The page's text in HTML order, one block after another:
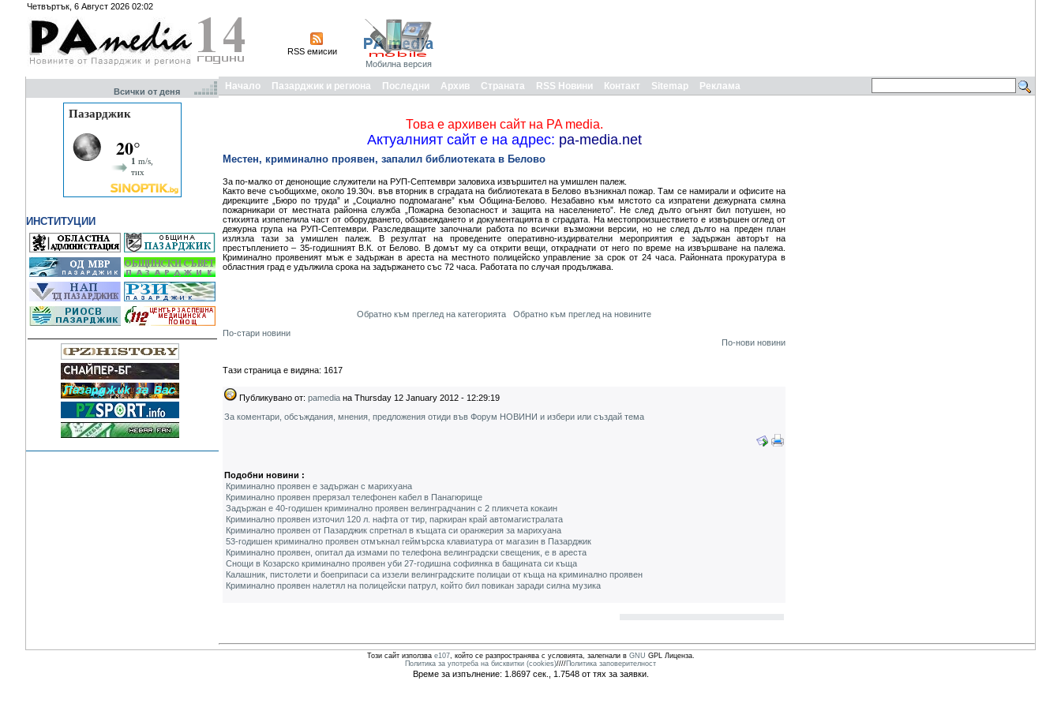
Четвъртък, 6 Август 2026 02:02
RSS емисии
Мобилна версия
Всички от деня
ИНСТИТУЦИИ
Начало Пазарджик и региона Последни Архив Страната RSS Новини Контакт Sitemap Реклама
Това е архивен сайт на PA media.
Актуалният сайт е на адрес: pa-media.net
Местен, криминално проявен, запалил библиотеката в Белово
За по-малко от денонощие служители на РУП-Септември заловиха извършител на умишлен палеж.
Както вече съобщихме, около 19.30ч. във вторник в сградата на библиотеката в Белово възникнал пожар. Там се намирали и офисите на
дирекциите „Бюро по труда” и „Социално подпомагане” към Община-Белово. Незабавно към мястото са изпратени дежурната смяна
пожарникари от местната районна служба „Пожарна безопасност и защита на населението”. Не след дълго огънят бил потушен, но
стихията изпепелила част от оборудването, обзавеждането и документацията в сградата. На местопроизшествието е извършен оглед от
дежурна група на РУП-Септември. Разследващите започнали работа по всички възможни версии, но не след дълго на преден план
излязла тази за умишлен палеж. В резултат на проведените оперативно-издирвателни мероприятия е задържан авторът на
престъплението – 35-годишният В.К. от Белово. В домът му са открити вещи, откраднати от него по време на извършване на палежа.
Криминално проявеният мъж е задържан в ареста на местното полицейско управление за срок от 24 часа. Районната прокуратура в
областния град е удължила срока на задържането със 72 часа. Работата по случая продължава.
Обратно към преглед на категорията
Обратно към преглед на новините
По-стари новини
По-нови новини
Тази страница е видяна: 1617
Публикувано от: pamedia на Thursday 12 January 2012 - 12:29:19
За коментари, обсъждания, мнения, предложения отиди във Форум НОВИНИ и избери или създай тема
Подобни новини :
Криминално проявен е задържан с марихуана
Криминално проявен прерязал телефонен кабел в Панагюрище
Задържан е 40-годишен криминално проявен велинградчанин с 2 пликчета кокаин
Криминално проявен източил 120 л. нафта от тир, паркиран край автомагистралата
Криминално проявен от Пазарджик спретнал в къщата си оранжерия за марихуана
53-годишен криминално проявен отмъкнал геймърска клавиатура от магазин в Пазарджик
Криминално проявен, опитал да измами по телефона велинградски свещеник, е в ареста
Снощи в Козарско криминално проявен уби 27-годишна софиянка в бащината си къща
Калашник, пистолети и боеприпаси са иззели велинградските полицаи от къща на криминално проявен
Криминално проявен налетял на полицейски патрул, който бил повикан заради силна музика
Този сайт използва e107, който се разпространява с условията, залегнали в GNU GPL Лиценза.
Политика за употреба на бисквитки (cookies)////Политика заповерителност
Време за изпълнение: 1.8697 сек., 1.7548 от тях за заявки.